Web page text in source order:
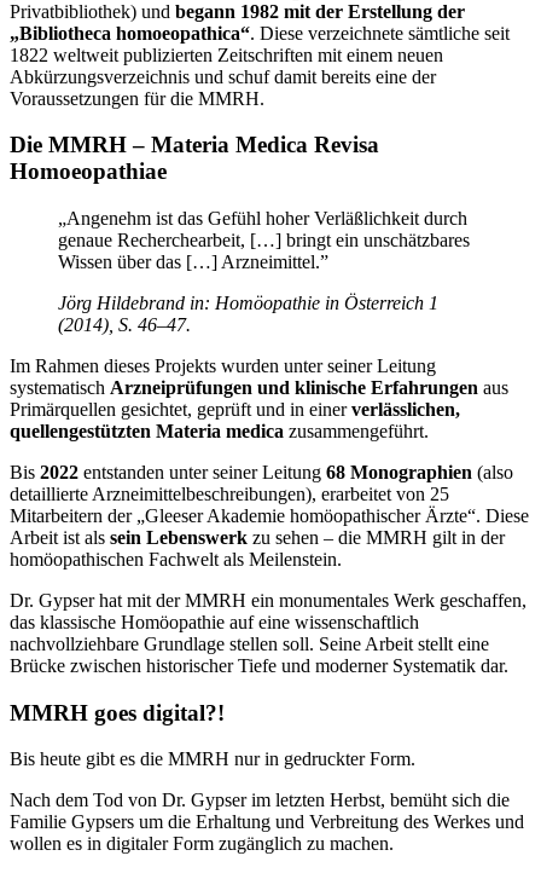
Privatbibliothek) und begann 1982 mit der Erstellung der
„Bibliotheca homoeopathica“. Diese verzeichnete sämtliche seit
1822 weltweit publizierten Zeitschriften mit einem neuen
Abkürzungsverzeichnis und schuf damit bereits eine der
Voraussetzungen für die MMRH.
Die MMRH – Materia Medica Revisa
Homoeopathiae
„Angenehm ist das Gefühl hoher Verläßlichkeit durch
genaue Recherchearbeit, […] bringt ein unschätzbares
Wissen über das […] Arzneimittel.”
Jörg Hildebrand in: Homöopathie in Österreich 1
(2014), S. 46–47.
Im Rahmen dieses Projekts wurden unter seiner Leitung
systematisch Arzneiprüfungen und klinische Erfahrungen aus
Primärquellen gesichtet, geprüft und in einerverlässlichen,
quellengestützten Materia medica zusammengeführt.
Bis 2022 entstanden unter seiner Leitung 68 Monographien (also
detaillierte Arzneimittelbeschreibungen), erarbeitet von 25
Mitarbeitern der „Gleeser Akademie homöopathischer Ärzte“. Diese
Arbeit ist als sein Lebenswerk zu sehen – die MMRH gilt in der
homöopathischen Fachwelt als Meilenstein.
Dr. Gypser hat mit der MMRH ein monumentales Werk geschaffen,
das klassische Homöopathie auf eine wissenschaftlich
nachvollziehbare Grundlage stellen soll. Seine Arbeit stellt eine
Brücke zwischen historischer Tiefe und moderner Systematik dar.
MMRH goes digital?!
Bis heute gibt es die MMRH nur in gedruckter Form.
Nach dem Tod von Dr. Gypser im letzten Herbst, bemüht sich die
Familie Gypsers um die Erhaltung und Verbreitung des Werkes und
wollen es in digitaler Form zugänglich zu machen.